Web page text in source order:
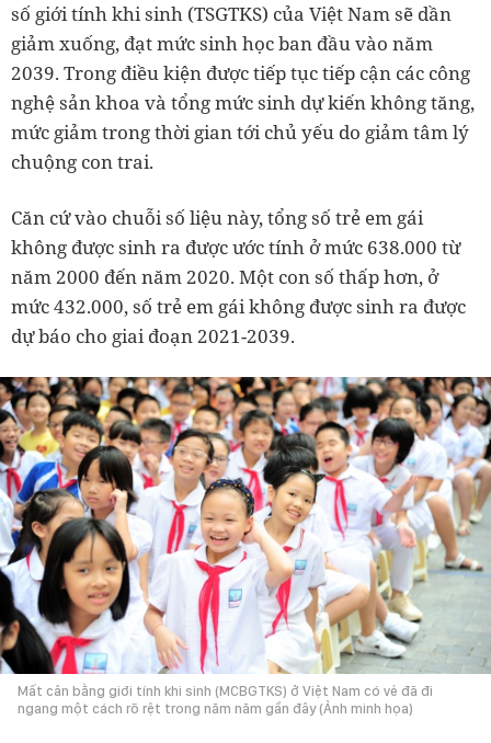
số giới tính khi sinh (TSGTKS) của Việt Nam sẽ dần
giảm xuống, đạt mức sinh học ban đầu vào năm
2039. Trong điều kiện được tiếp tục tiếp cận các công
nghệ sản khoa và tổng mức sinh dự kiến không tăng,
mức giảm trong thời gian tới chủ yếu do giảm tâm lý
chuộng con trai.
Căn cứ vào chuỗi số liệu này, tổng số trẻ em gái
không được sinh ra được ước tính ở mức 638.000 từ
năm 2000 đến năm 2020. Một con số thấp hơn, ở
mức 432.000, số trẻ em gái không được sinh ra được
dự báo cho giai đoạn 2021-2039.
Mất cân bằng giới tính khi sinh (MCBGTKS) ở Việt Nam có vẻ đã đi
ngang một cách rõ rệt trong năm năm gần đây (Ảnh minh họa)